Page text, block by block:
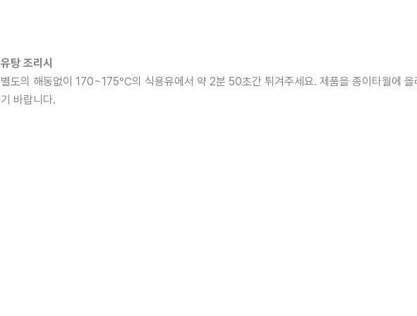
유탕 조리시
별도의 해동없이 170~175℃의 식용유에서 약 2분 50초간 튀겨주세요. 제품을 종이타월에 올
기 바랍니다.